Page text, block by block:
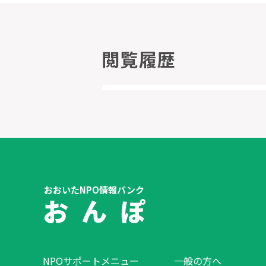
閲覧履歴
おおいたNPO情報バンク
お ん ぽ
NPOサポートメニュー 一般の方へ